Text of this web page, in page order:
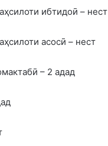
ибтидоӣ – нест
асосӣ – нест
– 2 адад